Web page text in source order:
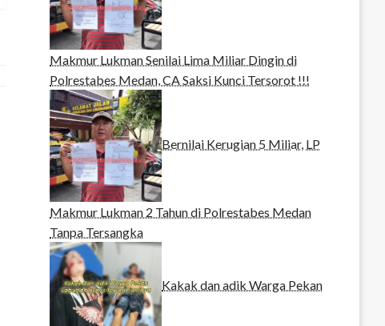
Makmur Lukman Senilai Lima Miliar Dingin di
Polrestabes Medan, CA Saksi Kunci Tersorot !!!
Bernilai Kerugian 5 Miliar, LP
Makmur Lukman 2 Tahun di Polrestabes Medan
Tanpa Tersangka
Kakak dan adik Warga Pekan